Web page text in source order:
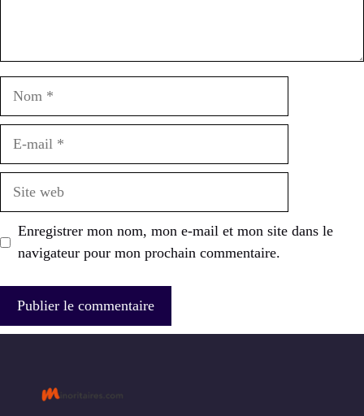
Enregistrer mon nom, mon e-mail et mon site dans le
navigateur pour mon prochain commentaire.